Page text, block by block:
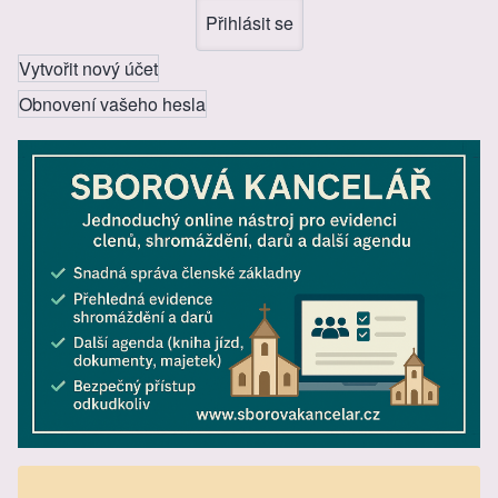
Vytvořit nový účet
Obnovení vašeho hesla